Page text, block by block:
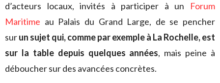
d’acteurs locaux, invités à participer à un Forum
Maritime au Palais du Grand Large, de se pencher
surun sujet qui, comme par exemple à La Rochelle, est
sur la table depuis quelques années, mais peine à
déboucher sur des avancées concrètes.